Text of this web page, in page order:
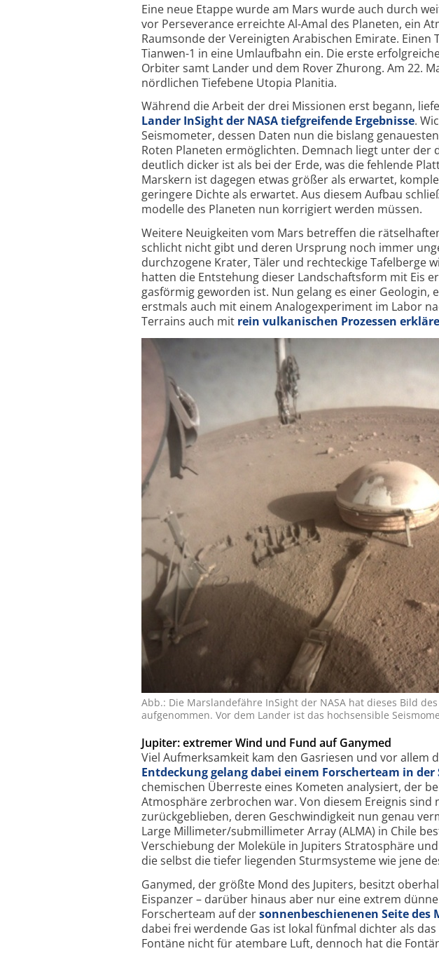
Eine neue Etappe wurde am Mars wurde auch durch
vor Perseverance erreichte Al-Amal des Planeten, ein
Raumsonde der Vereinigten Arabischen Emirate. Einen
Tianwen-1 in eine Umlaufbahn ein. Die erste
Orbiter samt Lander und dem Rover Zhurong. Am 22.
nördlichen Tiefebene Utopia Planitia.
Während die Arbeit der drei Missionen erst begann,
Lander InSight der NASA tiefgreifende Ergebnisse.
Seismometer, dessen Daten nun die bislang
Roten Planeten ermöglichten. Demnach liegt unter
deutlich dicker ist als bei der Erde, was die fehlende
Marskern ist dagegen etwas größer als erwartet,
geringere Dichte als erwartet. Aus diesem Aufbau
modelle des Planeten nun korrigiert werden müssen.
Weitere Neuigkeiten vom Mars betreffen die
schlicht nicht gibt und deren Ursprung noch immer
durchzogene Krater, Täler und rechteckige Tafelberge
hatten die Entstehung dieser Landschaftsform mit Eis
gasförmig geworden ist. Nun gelang es einer
erstmals auch mit einem Analog­experiment im Labor
Terrains auch mit rein vulkanischen Prozessen
Abb.: Die Mars­lande­fähre InSight der NASA hat dieses Bild
aufgenommen. Vor dem Lander ist das hoch­sensible
Jupiter: extremer Wind und Fund auf Ganymed
Viel Aufmerksamkeit kam den Gasriesen und vor allem
Entdeckung gelang dabei einem Forscherteam in
chemischen Überreste eines Kometen analysiert, der
Atmosphäre zerbrochen war. Von diesem Ereignis sind
zurückgeblieben, deren Geschwindigkeit nun genau
Large Millimeter/submillimeter Array (ALMA) in Chile
Verschiebung der Moleküle in Jupiters Stratosphäre
die selbst die tiefer liegenden Sturmsysteme wie jene
Ganymed, der größte Mond des Jupiters, besitzt
Eispanzer – darüber hinaus aber nur eine extrem
Forscherteam auf dersonnenbeschienenen Seite des
dabei frei werdende Gas ist lokal fünfmal dichter als
Fontäne nicht für atembare Luft, dennoch hat die